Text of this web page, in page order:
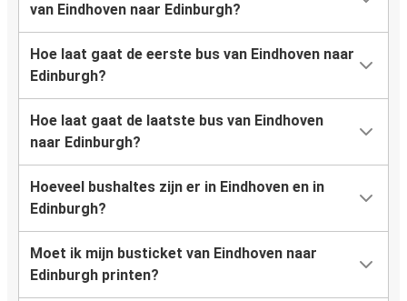
van Eindhoven naar Edinburgh?
Hoe laat gaat de eerste bus van Eindhoven naar
Edinburgh?
Hoe laat gaat de laatste bus van Eindhoven
naar Edinburgh?
Hoeveel bushaltes zijn er in Eindhoven en in
Edinburgh?
Moet ik mijn busticket van Eindhoven naar
Edinburgh printen?